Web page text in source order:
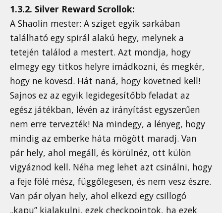
1.3.2. Silver Reward Scrollok:
A Shaolin mester: A sziget egyik sarkában
található egy spirál alakú hegy, melynek a
tetején találod a mestert. Azt mondja, hogy
elmegy egy titkos helyre imádkozni, és megkér,
hogy ne kövesd. Hát naná, hogy követned kell!
Sajnos ez az egyik legidegesítőbb feladat az
egész játékban, lévén az irányítást egyszerűen
nem erre tervezték! Na mindegy, a lényeg, hogy
mindig az emberke háta mögött maradj. Van
pár hely, ahol megáll, és körülnéz, ott külön
vigyáznod kell. Néha meg lehet azt csinálni, hogy
a feje fölé mész, függőlegesen, és nem vesz észre.
Van pár olyan hely, ahol elkezd egy csillogó
„kapu” kialakulni, ezek checkpointok, ha ezek